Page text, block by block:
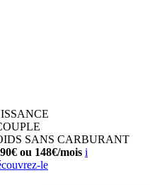
SANS CARBURANT
ou 148€/mois i
le